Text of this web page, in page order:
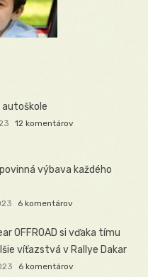
autoškole
12 komentárov
výbava každého
6 komentárov
OFFROAD si vďaka tímu
víťazstvá v Rallye Dakar
6 komentárov